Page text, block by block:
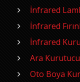
İnfrared
İnfrared
İnfrared
Ara
Oto Boya